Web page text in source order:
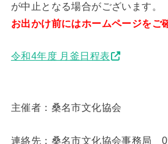
が中止となる場合がございます。
お出かけ前にはホームページをご
令和4年度 月釜日程表
主催者：桑名市文化協会
連絡先：桑名市文化協会事務局